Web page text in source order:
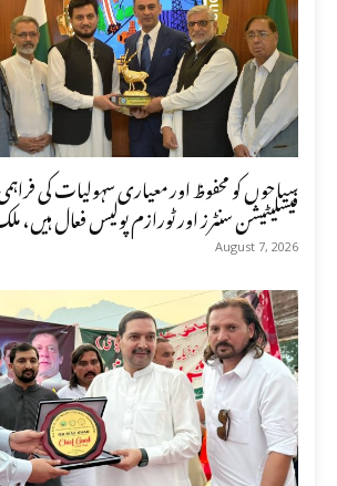
سیاحوں کو محفوظ اور معیاری سہولیات کی
فیسلیٹیشن سنٹرز اور ٹورازم پولیس فعال ہیں،
August 7, 2026